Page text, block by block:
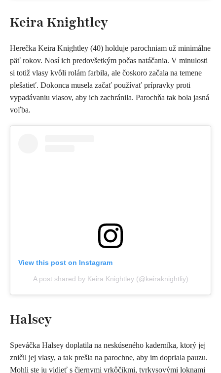
Keira Knightley
Herečka Keira Knightley (40) holduje parochniam už minimálne
päť rokov. Nosí ich predovšetkým počas natáčania. V minulosti
si totiž vlasy kvôli rolám farbila, ale čoskoro začala na temene
plešatieť. Dokonca musela začať používať prípravky proti
vypadávaniu vlasov, aby ich zachránila. Parochňa tak bola jasná
voľba.
View this post on Instagram
A post shared by Keira Knightley (@keiraknightliy)
Halsey
Speváčka Halsey doplatila na neskúseného kaderníka, ktorý jej
zničil jej vlasy, a tak prešla na parochne, aby im dopriala pauzu.
Mohli ste ju vidieť s čiernymi vrkôčikmi, tyrkysovými loknami